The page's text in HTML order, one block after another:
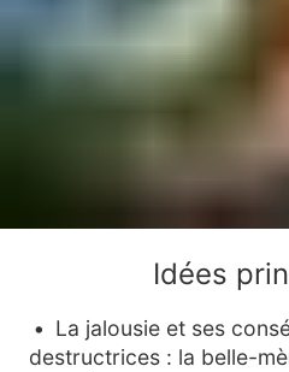
Idées
La jalousie et ses
destructrices : la belle-